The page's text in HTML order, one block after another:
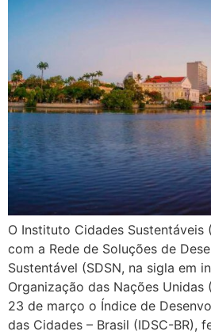
O Instituto Cidades Sustentáveis
com a Rede de Soluções de
Sustentável (SDSN, na sigla em
Organização das Nações Unidas
23 de março o Índice de
das Cidades – Brasil (IDSC-BR),